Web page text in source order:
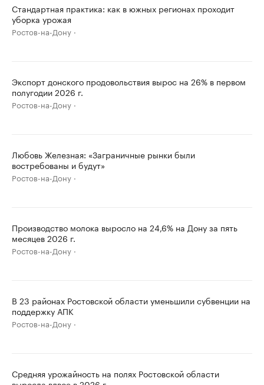
Стандартная практика: как в южных регионах проходит
уборка урожая
Ростов-на-Дону
Экспорт донского продовольствия вырос на 26% в первом
полугодии 2026 г.
Ростов-на-Дону
Любовь Железная: «Заграничные рынки были
востребованы и будут»
Ростов-на-Дону
Производство молока выросло на 24,6% на Дону за пять
месяцев 2026 г.
Ростов-на-Дону
В 23 районах Ростовской области уменьшили субвенции на
поддержку АПК
Ростов-на-Дону
Средняя урожайность на полях Ростовской области